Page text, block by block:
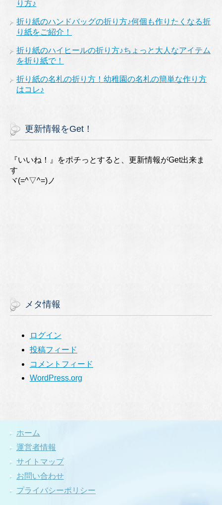
り方♪
折り紙のハンドバッグの折り方♪何個も作りたくなる折
り紙をご紹介！
折り紙のハイヒールの折り方♪ちょっと大人なアイテム
を折り紙で！
折り紙の名札の折り方！幼稚園の名札の簡単な作り方
はコレ♪
更新情報をGet！
『いいね！』をポチっとすると、更新情報がGet出来ま
す
ヾ(=^▽^=)ノ
メタ情報
ログイン
投稿フィード
コメントフィード
WordPress.org
ホーム
運営者情報
サイトマップ
お問い合わせ
プライバシーポリシー